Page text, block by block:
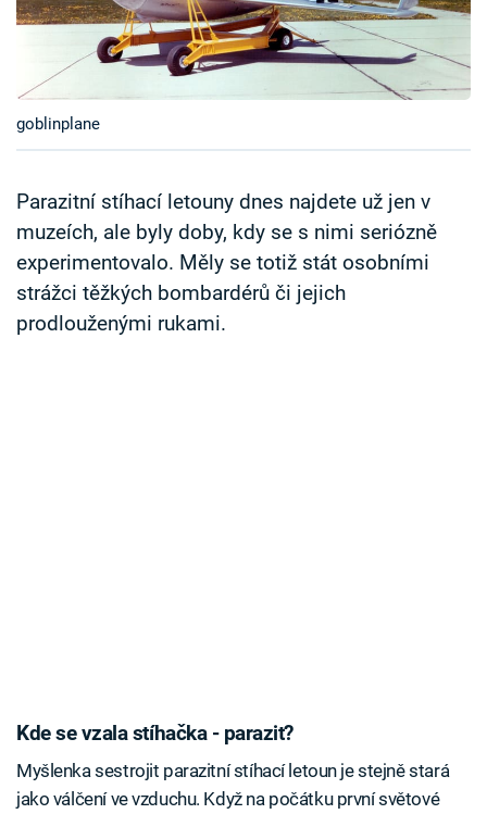
Časopis
Sledujte prima+
Sledujte nás
goblinplane
Parazitní stíhací letouny dnes najdete už jen v
muzeích, ale byly doby, kdy se s nimi seriózně
experimentovalo. Měly se totiž stát osobními
strážci těžkých bombardérů či jejich
prodlouženými rukami.
Kde se vzala stíhačka - parazit?
Myšlenka sestrojit parazitní stíhací letoun je stejně stará
jako válčení ve vzduchu. Když na počátku první světové